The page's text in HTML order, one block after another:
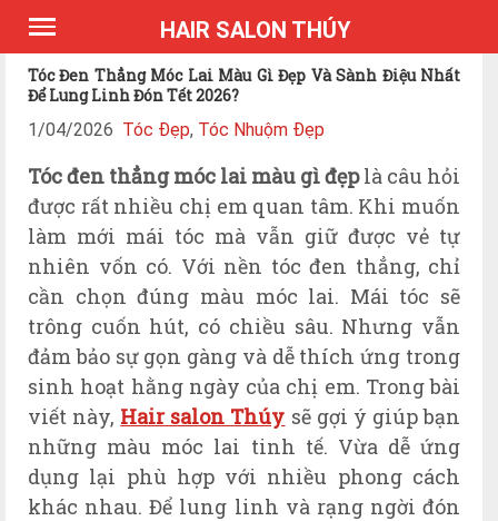
*Expires Headers
HAIR SALON THÚY
Tóc Đen Thẳng Móc Lai Màu Gì Đẹp Và Sành Điệu Nhất
Để Lung Linh Đón Tết 2026?
1/04/2026 Tóc Đẹp, Tóc Nhuộm Đẹp
Tóc đen thẳng móc lai màu gì đẹplà câu hỏi
được rất nhiều chị em quan tâm. Khi muốn
làm mới mái tóc mà vẫn giữ được vẻ tự
nhiên vốn có. Với nền tóc đen thẳng, chỉ
cần chọn đúng màu móc lai. Mái tóc sẽ
trông cuốn hút, có chiều sâu. Nhưng vẫn
đảm bảo sự gọn gàng và dễ thích ứng trong
sinh hoạt hằng ngày của chị em. Trong bài
viết này, Hair salon Thúy sẽ gợi ý giúp bạn
những màu móc lai tinh tế. Vừa dễ ứng
dụng lại phù hợp với nhiều phong cách
khác nhau. Để lung linh và rạng ngời đón